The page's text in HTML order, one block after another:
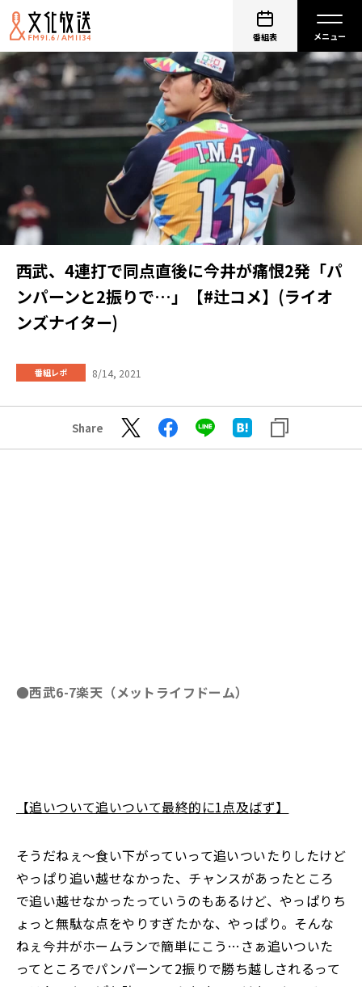
番組表
西武、4連打で同点直後に今井が痛恨2発「パ
ンパーンと2振りで…」【#辻コメ】(ライオ
ンズナイター)
番組レポ 8/14, 2021
Share
●西武6-7楽天（メットライフドーム）
【追いついて追いついて最終的に1点及ばず】
そうだねぇ～食い下がっていって追いついたりしたけど
やっぱり追い越せなかった、チャンスがあったところ
で追い越せなかったっていうのもあるけど、やっぱりち
ょっと無駄な点をやりすぎたかな、やっぱり。そんな
ねぇ今井がホームランで簡単にこう…さぁ追いついた
ってところでパンパーンて2振りで勝ち越しされるって